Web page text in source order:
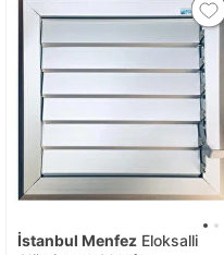
İstanbul Menfez Eloksalli